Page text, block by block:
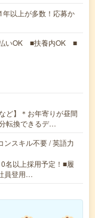
年以上が多数！応募か
いOK ■扶養内OK ■
ど】＊お年寄りが昼間
転換できるデ…
ンスキル不要 / 英語力
名以上採用予定！■履
員登用…